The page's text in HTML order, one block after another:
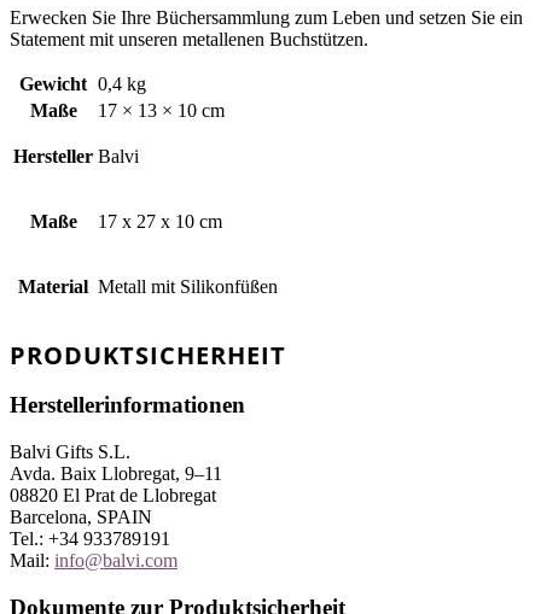
Erwecken Sie Ihre Büchersammlung zum Leben und setzen Sie ein
Statement mit unseren metallenen Buchstützen.
Gewicht 0,4 kg
Maße
17 × 13 × 10 cm
Hersteller Balvi
Maße 17 x 27 x 10 cm
Material Metall mit Silikonfüßen
PRODUKTSICHERHEIT
Herstellerinformationen
Balvi Gifts S.L.
Avda. Baix Llobregat, 9–11
08820 El Prat de Llobregat
Barcelona, SPAIN
Tel.: +34 933789191
Mail: info@balvi.com
Dokumente zur Produktsicherheit